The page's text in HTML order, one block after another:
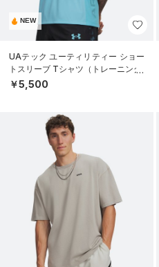
NEW
UAテック ユーティリティー ショー
トスリーブ Tシャツ（トレーニング/
MEN）
￥5,500